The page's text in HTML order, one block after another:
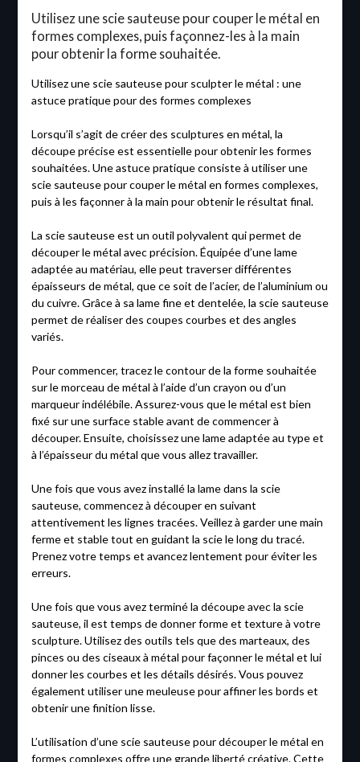
Utilisez une scie sauteuse pour couper le métal en
formes complexes, puis façonnez-les à la main
pour obtenir la forme souhaitée.
Utilisez une scie sauteuse pour sculpter le métal : une
astuce pratique pour des formes complexes
Lorsqu’il s’agit de créer des sculptures en métal, la
découpe précise est essentielle pour obtenir les formes
souhaitées. Une astuce pratique consiste à utiliser une
scie sauteuse pour couper le métal en formes complexes,
puis à les façonner à la main pour obtenir le résultat final.
La scie sauteuse est un outil polyvalent qui permet de
découper le métal avec précision. Équipée d’une lame
adaptée au matériau, elle peut traverser différentes
épaisseurs de métal, que ce soit de l’acier, de l’aluminium ou
du cuivre. Grâce à sa lame fine et dentelée, la scie sauteuse
permet de réaliser des coupes courbes et des angles
variés.
Pour commencer, tracez le contour de la forme souhaitée
sur le morceau de métal à l’aide d’un crayon ou d’un
marqueur indélébile. Assurez-vous que le métal est bien
fixé sur une surface stable avant de commencer à
découper. Ensuite, choisissez une lame adaptée au type et
à l’épaisseur du métal que vous allez travailler.
Une fois que vous avez installé la lame dans la scie
sauteuse, commencez à découper en suivant
attentivement les lignes tracées. Veillez à garder une main
ferme et stable tout en guidant la scie le long du tracé.
Prenez votre temps et avancez lentement pour éviter les
erreurs.
Une fois que vous avez terminé la découpe avec la scie
sauteuse, il est temps de donner forme et texture à votre
sculpture. Utilisez des outils tels que des marteaux, des
pinces ou des ciseaux à métal pour façonner le métal et lui
donner les courbes et les détails désirés. Vous pouvez
également utiliser une meuleuse pour affiner les bords et
obtenir une finition lisse.
L’utilisation d’une scie sauteuse pour découper le métal en
formes complexes offre une grande liberté créative. Cette